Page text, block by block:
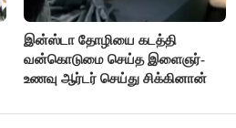
இன்ஸ்டா தோழியை கடத்தி
வன்கொடுமை செய்த இளைஞர்-
உணவு ஆர்டர் செய்து சிக்கினான்